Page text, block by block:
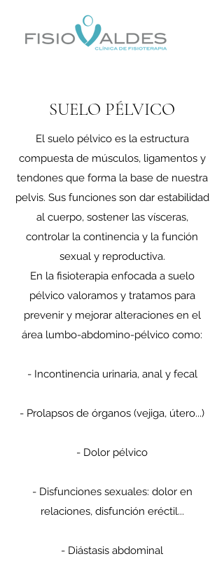
SUELO PÉLVICO
El suelo pélvico es la estructura
compuesta de músculos, ligamentos y
tendones que forma la base de nuestra
pelvis. Sus funciones son dar estabilidad
al cuerpo, sostener las vísceras,
controlar la continencia y la función
sexual y reproductiva.
En la fisioterapia enfocada a suelo
pélvico valoramos y tratamos para
prevenir y mejorar alteraciones en el
área lumbo-abdomino-pélvico como:
- Incontinencia urinaria, anal y fecal
- Prolapsos de órganos (vejiga, útero...)
- Dolor pélvico
- Disfunciones sexuales: dolor en
relaciones, disfunción eréctil...
- Diástasis abdominal